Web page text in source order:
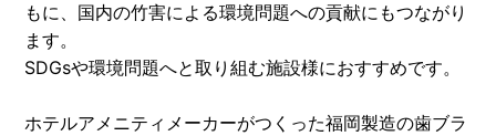
もに、国内の竹害による環境問題への貢献にもつながり
ます。
SDGsや環境問題へと取り組む施設様におすすめです。
ホテルアメニティメーカーがつくった福岡製造の歯ブラ